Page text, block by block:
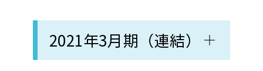
2021年3月期（連結）